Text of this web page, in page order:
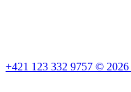
+421 123 332 9757 © 2026